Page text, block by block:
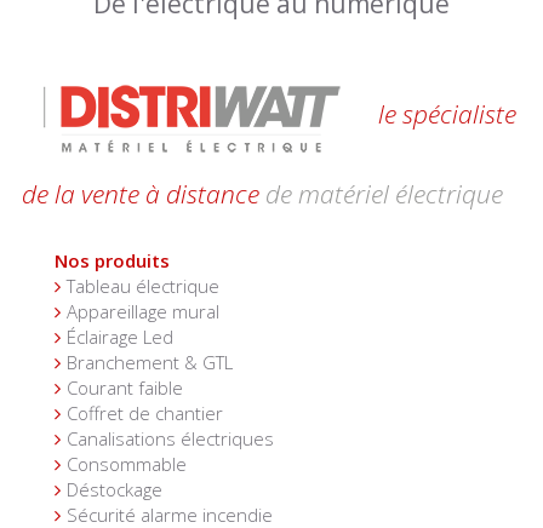
le spécialiste
de la vente à distance de matériel électrique
Nos produits
Tableau électrique
Appareillage mural
Éclairage Led
Branchement & GTL
Courant faible
Coffret de chantier
Canalisations électriques
Consommable
Déstockage
Sécurité alarme incendie